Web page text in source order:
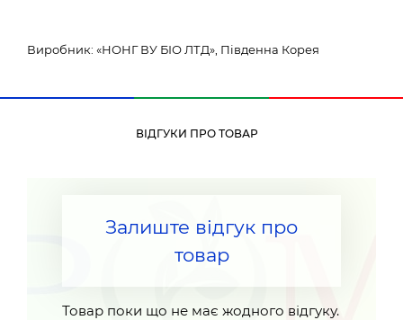
Виробник: «НОНГ ВУ БІО ЛТД», Південна Корея
ВІДГУКИ ПРО ТОВАР
Залиште відгук про
товар
Товар поки що не має жодного відгуку.